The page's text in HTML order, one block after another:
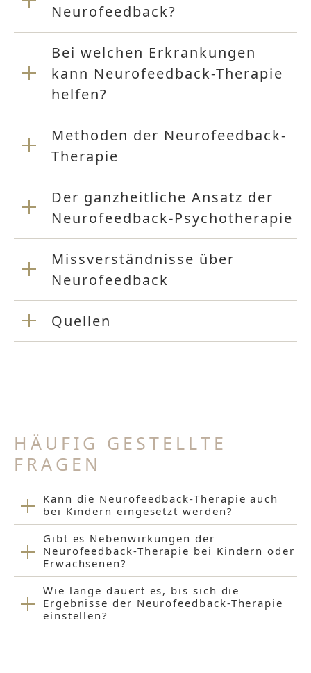
Neurofeedback?
Bei welchen Erkrankungen
kann Neurofeedback-Therapie
helfen?
Methoden der Neurofeedback-
Therapie
Der ganzheitliche Ansatz der
Neurofeedback-Psychotherapie
Missverständnisse über
Neurofeedback
Quellen
HÄUFIG GESTELLTE
FRAGEN
Kann die Neurofeedback-Therapie auch
bei Kindern eingesetzt werden?
Gibt es Nebenwirkungen der
Neurofeedback-Therapie bei Kindern oder
Erwachsenen?
Wie lange dauert es, bis sich die
Ergebnisse der Neurofeedback-Therapie
einstellen?